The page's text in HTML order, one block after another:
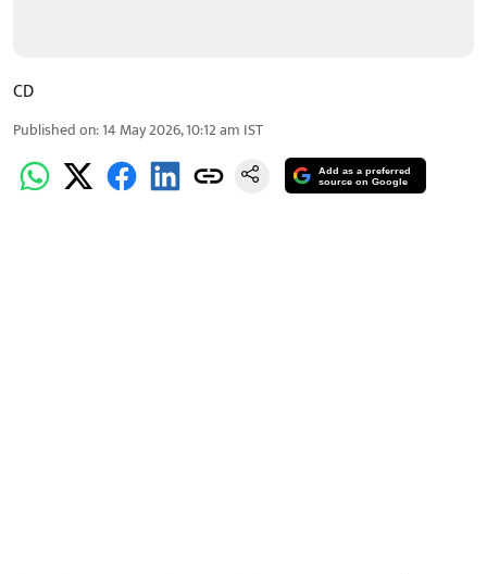
CD
Published on:14 May 2026, 10:12 am IST
Add as a preferred
source on Google